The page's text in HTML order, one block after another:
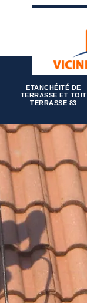
ETANCHÉITÉ DE
TERRASSE ET TOIT
TERRASSE 83